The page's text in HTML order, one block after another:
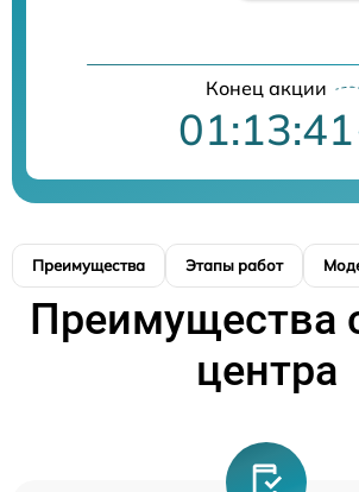
Конец акции
01:13:40
Преимущества Этапы работ
Преимущества
центра